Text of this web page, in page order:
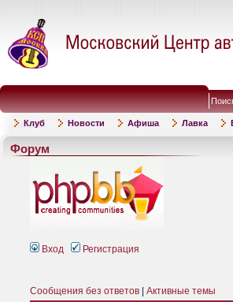
Клуб Новости Афиша Лавка
Форум
Вход Регистрация
Сообщения без ответов Активные темы